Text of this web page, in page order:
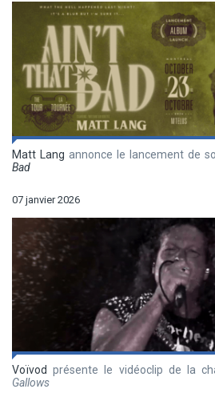
Matt Lang annonce le lancement de
Bad
07 janvier 2026
Voïvod présente le vidéoclip de la
Gallows